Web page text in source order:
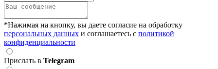
*Нажимая на кнопку, вы даете согласие на обработку
персональных данных и соглашаетесь c политикой
конфиденциальности
Прислать в Telegram